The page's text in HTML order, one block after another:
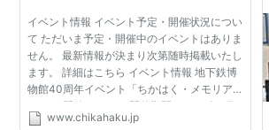
イベント情報 イベント予定・開催状況につい
て ただいま予定・開催中のイベントはありま
せん。 最新情報が決まり次第随時掲載いたし
ます。 詳細はこちら イベント情報 地下鉄博
物館40周年イベント「ちかはく・メモリアル
40」を開催します！ 開催期間：2026年7月7
日（火）～2026年8月30日（日） 詳細はこ
www.chikahaku.jp